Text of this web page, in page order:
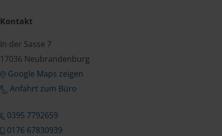
Kontakt
In der Sasse 7
17036 Neubrandenburg
Google Maps zeigen
Anfahrt zum Büro
0395 7792659
0176 67830939